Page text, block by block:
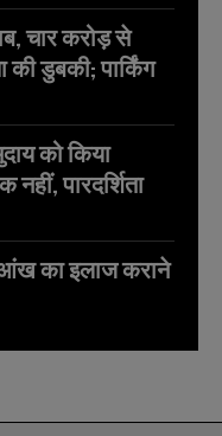
चार करोड़ से
डुबकी; पार्किंग
को किया
पारदर्शिता
का इलाज कराने